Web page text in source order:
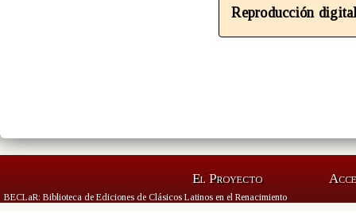
Reproducción
El Proyecto
BECLaR: Biblioteca de Ediciones de Clásicos Latinos en el Renacimiento